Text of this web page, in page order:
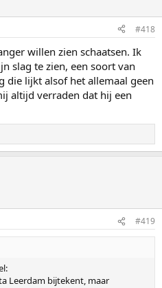
#418
willen zien schaatsen. Ik
slag te zien, een soort van
die lijkt alsof het allemaal geen
altijd verraden dat hij een
#419
Leerdam bijtekent, maar